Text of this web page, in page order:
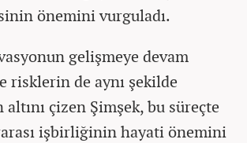
önemini vurguladı.
gelişmeye devam
risklerin de aynı şekilde
çizen Şimşek, bu süreçte
işbirliğinin hayati önemini